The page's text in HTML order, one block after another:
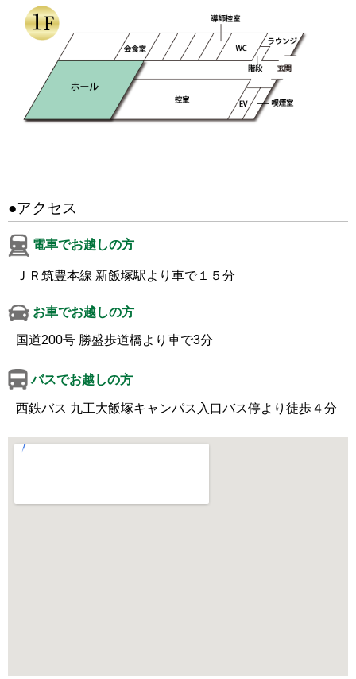
●アクセス
電車でお越しの方
ＪＲ筑豊本線 新飯塚駅より車で１５分
お車でお越しの方
国道200号 勝盛歩道橋より車で3分
バスでお越しの方
西鉄バス 九工大飯塚キャンパス入口バス停より徒歩４分